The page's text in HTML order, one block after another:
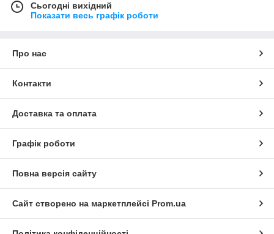
Сьогодні вихідний
Показати весь графік роботи
Про нас
Контакти
Доставка та оплата
Графік роботи
Повна версія сайту
Сайт створено на маркетплейсі Prom.ua